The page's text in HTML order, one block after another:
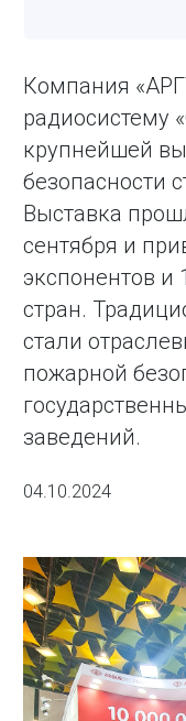
Компания
радиосистему
крупнейшей
безопасности
Выставка
сентября и
экспонентов и
стран.
стали
пожарной
заведений.
04.10.2024